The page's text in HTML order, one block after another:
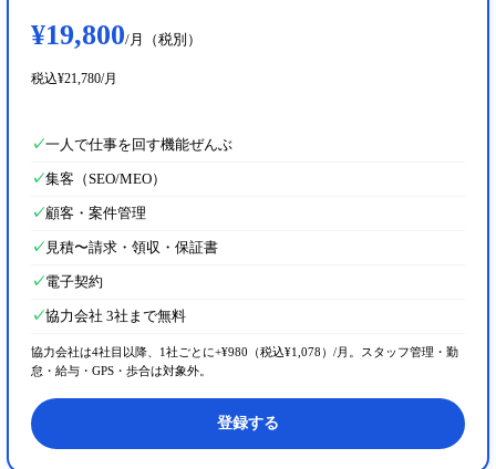
¥19,800/月 （税別）
税込¥21,780/月
✓一人で仕事を回す機能ぜんぶ
✓集客（SEO/MEO）
✓顧客・案件管理
✓ 見積〜請求・領収・保証書
✓電子契約
✓協力会社 3社まで無料
協力会社は4社目以降、1社ごとに+¥980（税込¥1,078）/月。スタッフ管理・勤
怠・給与・GPS・歩合は対象外。
登録する